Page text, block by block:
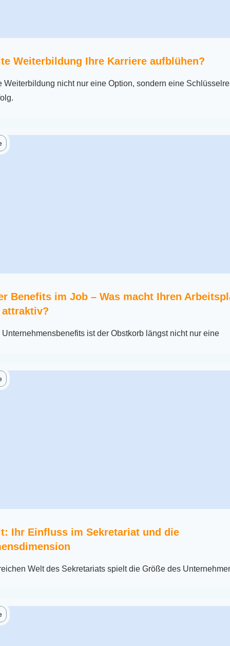
Weiterbildung Ihre Karriere aufblühen?
Weiterbildung nicht nur eine Option, sondern eine
Benefits im Job – Was macht Ihren
attraktiv?
Unternehmensbenefits ist der Obstkorb längst nicht nur eine
Ihr Einfluss im Sekretariat und die
Welt des Sekretariats spielt die Größe des